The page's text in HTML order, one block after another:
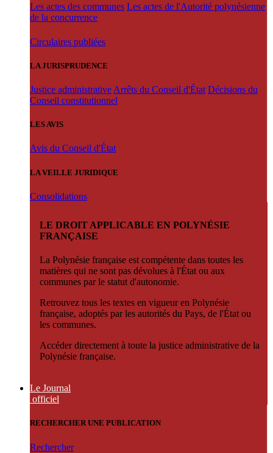
Les actes des communes Les actes de l'Autorité polynésienne
de la concurrence
Circulaires publiées
LA JURISPRUDENCE
Justice administrative Arrêts du Conseil d'État Décisions du
Conseil constitutionnel
LES AVIS
Avis du Conseil d'État
LA VEILLE JURIDIQUE
Consolidations
LE DROIT APPLICABLE EN POLYNÉSIE
FRANÇAISE
La Polynésie française est compétente dans toutes les
matières qui ne sont pas dévolues à l'État ou aux
communes par le statut d'autonomie.
Retrouvez tous les textes en vigueur en Polynésie
française, adoptés par les autorités du Pays, de l'État ou
les communes.
Accéder directement à toute la justice administrative de la
Polynésie française.
Le Journal
officiel
RECHERCHER UNE PUBLICATION
Rechercher